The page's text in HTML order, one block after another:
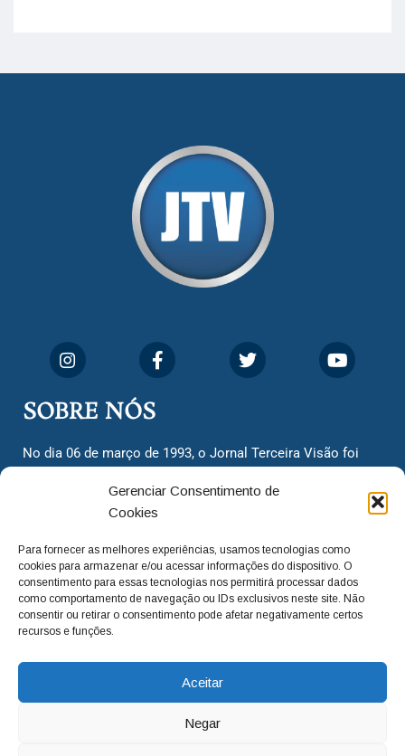
Gerenciar Consentimento de
Cookies
Para fornecer as melhores experiências, usamos tecnologias como
cookies para armazenar e/ou acessar informações do dispositivo. O
consentimento para essas tecnologias nos permitirá processar dados
como comportamento de navegação ou IDs exclusivos neste site. Não
consentir ou retirar o consentimento pode afetar negativamente certos
recursos e funções.
Aceitar
Negar
SOBRE NÓS
No dia 06 de março de 1993, o Jornal Terceira Visão foi
cidadãos valinhenses, já que naquela época só existiam
dois jornais. Há mais de 30 anos, o jornal continua
com o foco de trazer as melhores notícias. Nunca
deixamos de lado as necessidades do cidadão, sempre
questionando os órgãos públicos em busca de melhorias
para a cidade e sempre cobrando resoluções para casos
adm@jtv.com.br
(19) 3929-6225